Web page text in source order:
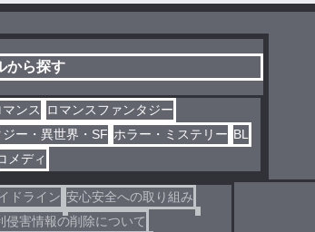
から探す
ンス
ロマンスファンタジー
ー・異世界・SF ホラー・ミステリー BL
メディ
ドライン 安心安全への取り組み
侵害情報の削除について